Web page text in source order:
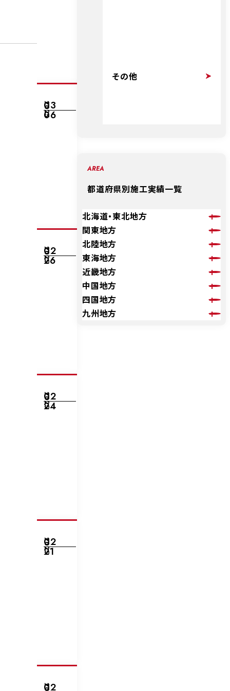
2025
03
06
2025
02
26
2025
02
24
2025
02
21
02
その他
AREA
都道府県別施工実績一覧
北海道・東北地方
関東地方
北陸地方
東海地方
近畿地方
中国地方
四国地方
九州地方